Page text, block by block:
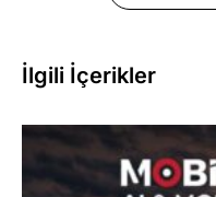
İlgili İçerikler